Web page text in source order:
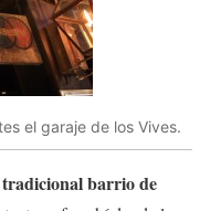
el garaje de los Vives.
tradicional barrio de